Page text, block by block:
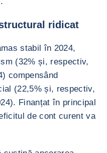
ridicat
stabil în 2024,
(32% și, respectiv,
compensând
(22,5% și, respectiv,
Finanțat în principal
de cont curent va